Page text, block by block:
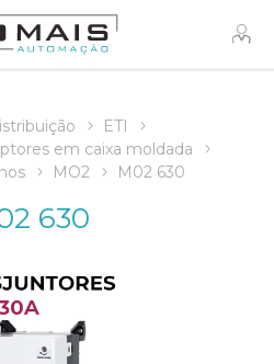
ETI
em caixa moldada
MO2 M02 630
630